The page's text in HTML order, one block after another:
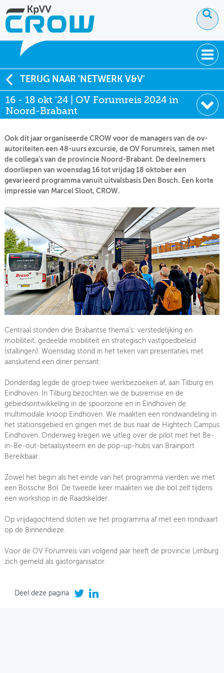
OVER KPVV
NIEUWS
KENNIS
NETWERK V&V
TERUG NAAR 'NETWERK V&V'
16 - 18 okt '24 | OV Forumreis 2024 in
Noord-Brabant
Ook dit jaar organiseerde CROW voor de managers van de ov-
autoriteiten een 48-uurs excursie, de OV Forumreis, samen met
de collega’s van de provincie Noord-Brabant. De deelnemers
doorliepen van woensdag 16 tot vrijdag 18 oktober een
gevarieerd programma vanuit uitvalsbasis Den Bosch. Een korte
impressie van Marcel Sloot, CROW.
Centraal stonden drie Brabantse thema’s: verstedelijking en
mobiliteit, gedeelde mobiliteit en strategisch vastgoedbeleid
(stallingen). Woensdag stond in het teken van presentaties met
aansluitend een diner pensant.
Donderdag legde de groep twee werkbezoeken af, aan Tilburg en
Eindhoven. In Tilburg bezochten we de busremise en de
gebiedsontwikkeling in de spoorzone en in Eindhoven de
multimodale knoop Eindhoven. We maakten een rondwandeling in
het stationsgebied en gingen met de bus naar de Hightech Campus
Eindhoven. Onderweg kregen we uitleg over de pilot met het Be-
in-Be-out-betaalsysteem en de pop-up-hubs van Brainport
Bereikbaar.
Zowel het begin als het einde van het programma vierden we met
een Bossche Bol. De tweede keer maakten we die bol zelf tijdens
een workshop in de Raadskelder.
Op vrijdagochtend sloten we het programma af met een rondvaart
op de Binnendieze.
Voor de OV Forumreis van volgend jaar heeft de provincie Limburg
zich gemeld als gastorganisator.
Deel deze pagina